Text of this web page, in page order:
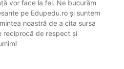
vor face la fel. Ne bucurăm
pe Edupedu.ro și suntem
noastră de a cita sursa
reciprocă de respect și